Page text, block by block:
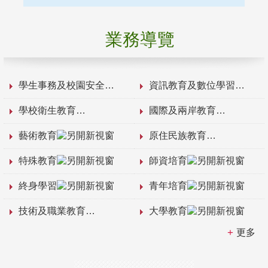
業務導覽
學生事務及校園安全 資訊教育及數位學習
學校衛生教育 國際及兩岸教育
藝術教育 原住民族教育
特殊教育 師資培育
終身學習 青年培育
技術及職業教育 大學教育
更多